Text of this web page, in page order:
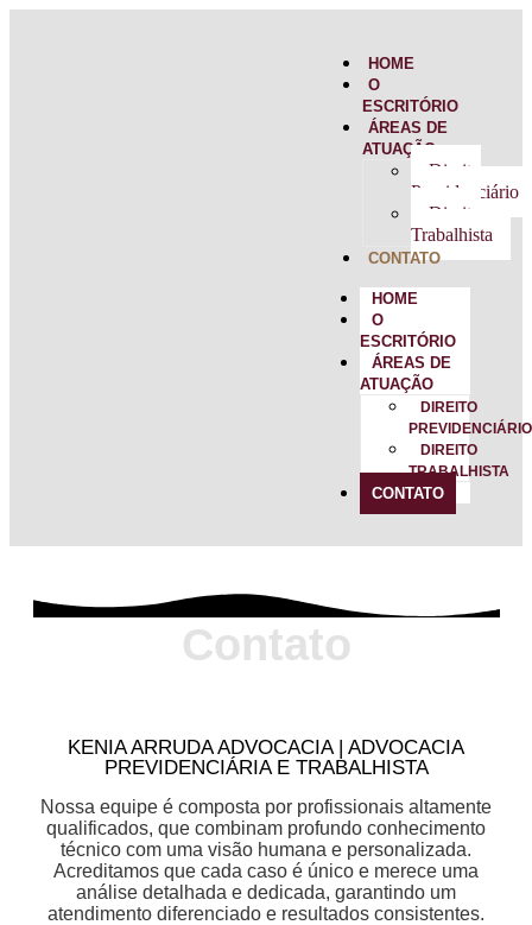
HOME
O
ESCRITÓRIO
ÁREAS DE
ATUAÇÃO
Direito
Previdenciário
Direito
Trabalhista
CONTATO
HOME
O
ESCRITÓRIO
ÁREAS DE
ATUAÇÃO
DIREITO
PREVIDENCIÁRIO
DIREITO
TRABALHISTA
CONTATO
Contato
KENIA ARRUDA ADVOCACIA | ADVOCACIA
PREVIDENCIÁRIA E TRABALHISTA
Nossa equipe é composta por profissionais altamente
qualificados, que combinam profundo conhecimento
técnico com uma visão humana e personalizada.
Acreditamos que cada caso é único e merece uma
análise detalhada e dedicada, garantindo um
atendimento diferenciado e resultados consistentes.